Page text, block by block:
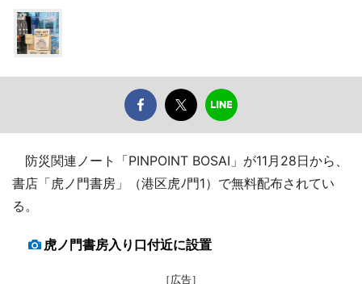
防災関連ノート「PINPOINT BOSAI」が11月28日から、
書店「虎ノ門書房」（港区虎ﾉ門1）で無料配布されてい
る。
虎ノ門書房入り口付近に設置
［広告］